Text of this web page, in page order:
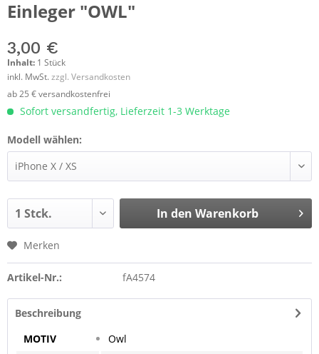
Einleger "OWL"
3,00 €
Inhalt: 1 Stück
inkl. MwSt.zzgl. Versandkosten
ab 25 € versandkostenfrei
Sofort versandfertig, Lieferzeit 1-3 Werktage
Modell wählen:
In den Warenkorb
Merken
Artikel-Nr.: fA4574
Beschreibung
MOTIV
Owl